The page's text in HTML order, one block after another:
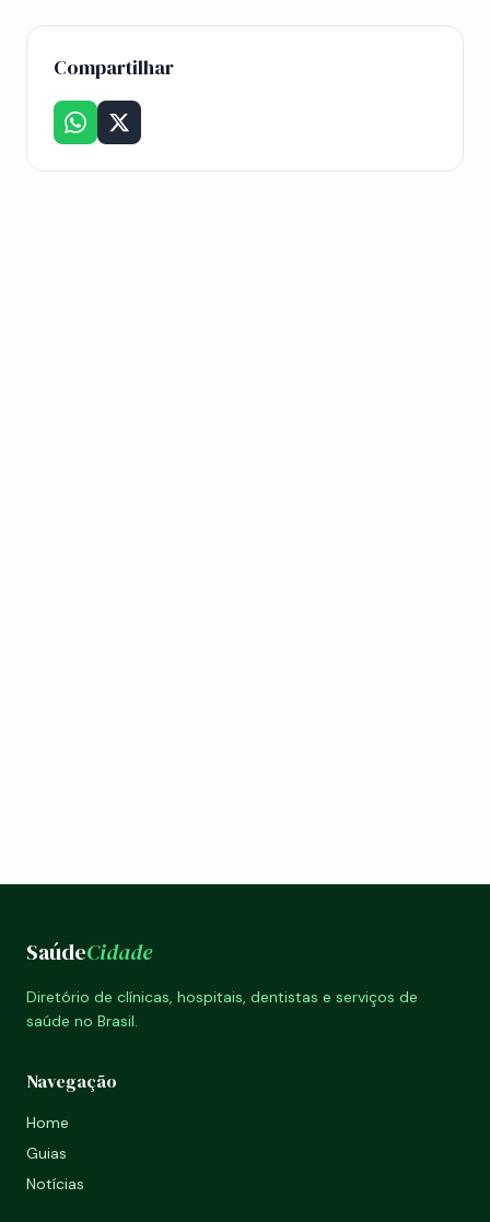
Compartilhar
SaúdeCidade
Diretório de clínicas, hospitais, dentistas e serviços de
saúde no Brasil.
Navegação
Home
Guias
Notícias